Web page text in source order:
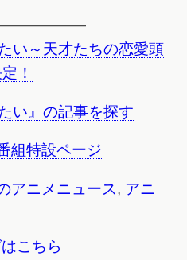
——————
い～天才たちの恋愛頭
！
い』の記事を探す
組特設ページ
アニメニュース, アニ
こちら